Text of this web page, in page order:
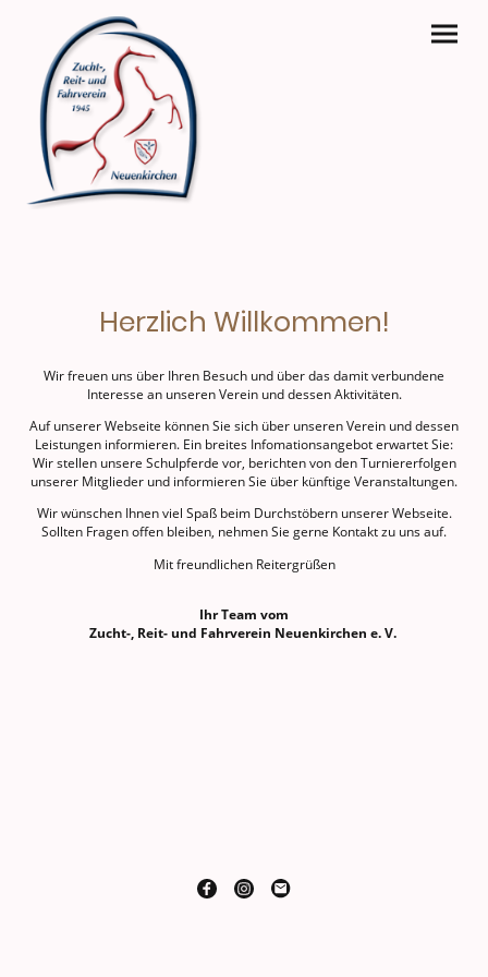
Herzlich Willkommen!
Wir freuen uns über Ihren Besuch und über das damit verbundene
Interesse an unseren Verein und dessen Aktivitäten.
Auf unserer Webseite können Sie sich über unseren Verein und dessen
Leistungen informieren. Ein breites Infomationsangebot erwartet Sie:
Wir stellen unsere Schulpferde vor, berichten von den Turniererfolgen
unserer Mitglieder und informieren Sie über künftige Veranstaltungen.
Wir wünschen Ihnen viel Spaß beim Durchstöbern unserer Webseite.
Sollten Fragen offen bleiben, nehmen Sie gerne Kontakt zu uns auf.
Mit freundlichen Reitergrüßen
Ihr Team vom
Zucht-, Reit- und Fahrverein Neuenkirchen e. V.